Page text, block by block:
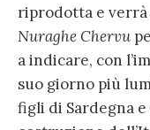
riprodotta e verrà
Nuraghe Chervu
a indicare, con
suo giorno più
figli di Sardegna